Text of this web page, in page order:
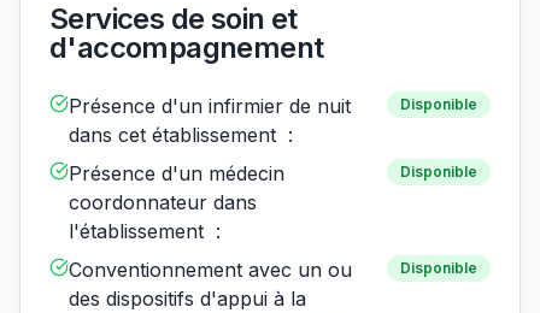
Services de soin et
d'accompagnement
Présence d'un infirmier de nuit
dans cet établissement :
Disponible
Présence d'un médecin
coordonnateur dans
l'établissement :
Disponible
Conventionnement avec un ou
des dispositifs d'appui à la
Disponible